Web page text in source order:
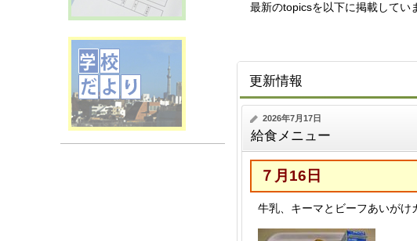
最新のtopicsを以下に掲載してい
更新情報
2026年7月17日
給食メニュー
７月16日
牛乳、キーマとビーフあいがけ